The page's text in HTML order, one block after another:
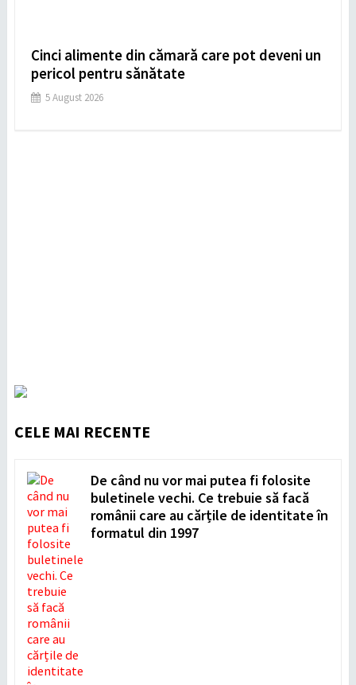
Cinci alimente din cămară care pot deveni un
pericol pentru sănătate
5 August 2026
CELE MAI RECENTE
De când nu vor mai putea fi folosite
buletinele vechi. Ce trebuie să facă
românii care au cărțile de identitate în
formatul din 1997